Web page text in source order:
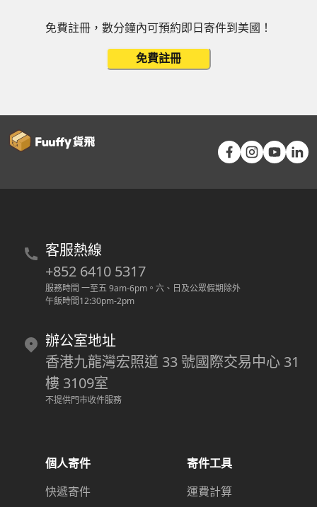
免費註冊，數分鐘內可預約即日寄件到美國！
免費註冊
客服熱線
+852 6410 5317
服務時間 一至五 9am-6pm 。 六、日及公眾假期除外
午飯時間12:30pm-2pm
辦公室地址
香港九龍灣宏照道 33 號國際交易中心 31
樓 3109室
不提供門市收件服務
個人寄件
快遞寄件
寄件工具
運費計算